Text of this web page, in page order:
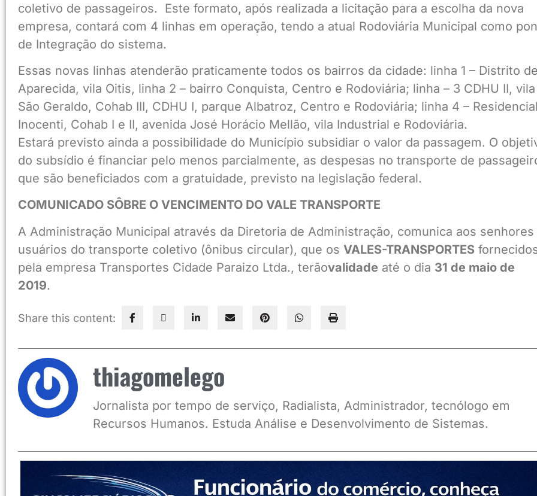
coletivo de passageiros. Este formato, após realizada a licitação para a escolha da nova
empresa, contará com 4 linhas em operação, tendo a atual Rodoviária Municipal como
de Integração do sistema.
Essas novas linhas atenderão praticamente todos os bairros da cidade: linha 1 – Distrito
Aparecida, vila Oitis, linha 2 – bairro Conquista, Centro e Rodoviária; linha – 3 CDHU II, vila
São Geraldo, Cohab III, CDHU I, parque Albatroz, Centro e Rodoviária; linha 4 –
Inocenti, Cohab I e II, avenida José Horácio Mellão, vila Industrial e Rodoviária.
Estará previsto ainda a possibilidade do Município subsidiar o valor da passagem. O
do subsídio é financiar pelo menos parcialmente, as despesas no transporte de
que são beneficiados com a gratuidade, previsto na legislação federal.
COMUNICADO SÔBRE O VENCIMENTO DO VALE TRANSPORTE
A Administração Municipal através da Diretoria de Administração, comunica aos senhores
usuários do transporte coletivo (ônibus circular), que os VALES-TRANSPORTES
pela empresa Transportes Cidade Paraizo Ltda., terãovalidade até o dia 31 de maio de
2019.
Share this content:
thiagomelego
Jornalista por tempo de serviço, Radialista, Administrador, tecnólogo em
Recursos Humanos. Estuda Análise e Desenvolvimento de Sistemas.